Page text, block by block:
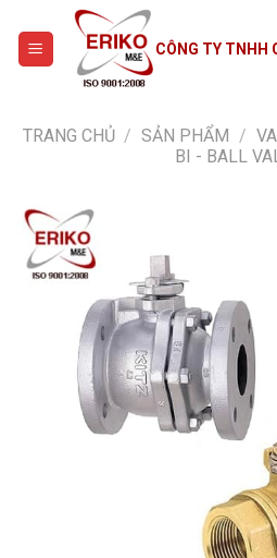
content
CÔNG TY TNHH
TRANG CHỦ / SẢN PHẨM /
BI - BALL